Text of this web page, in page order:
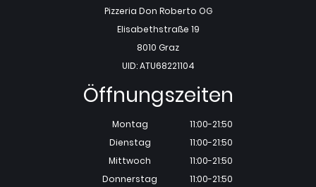
Pizzeria Don Roberto OG
Elisabethstraße 19
8010 Graz
UID: ATU68221104
Öffnungszeiten
Montag
Dienstag
Mittwoch
Donnerstag
11:00-21:50
11:00-21:50
11:00-21:50
11:00-21:50